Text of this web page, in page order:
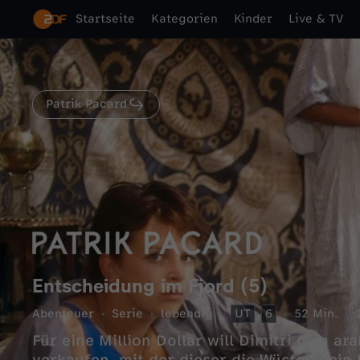
Startseite Kategorien Kinder Live & TV
Patrik Pacard
Entscheidung im Fjord (5)
Abenteuer Serie lebendig UT 6 52 Min.
Für eine Million Dollar will Dimitri dem